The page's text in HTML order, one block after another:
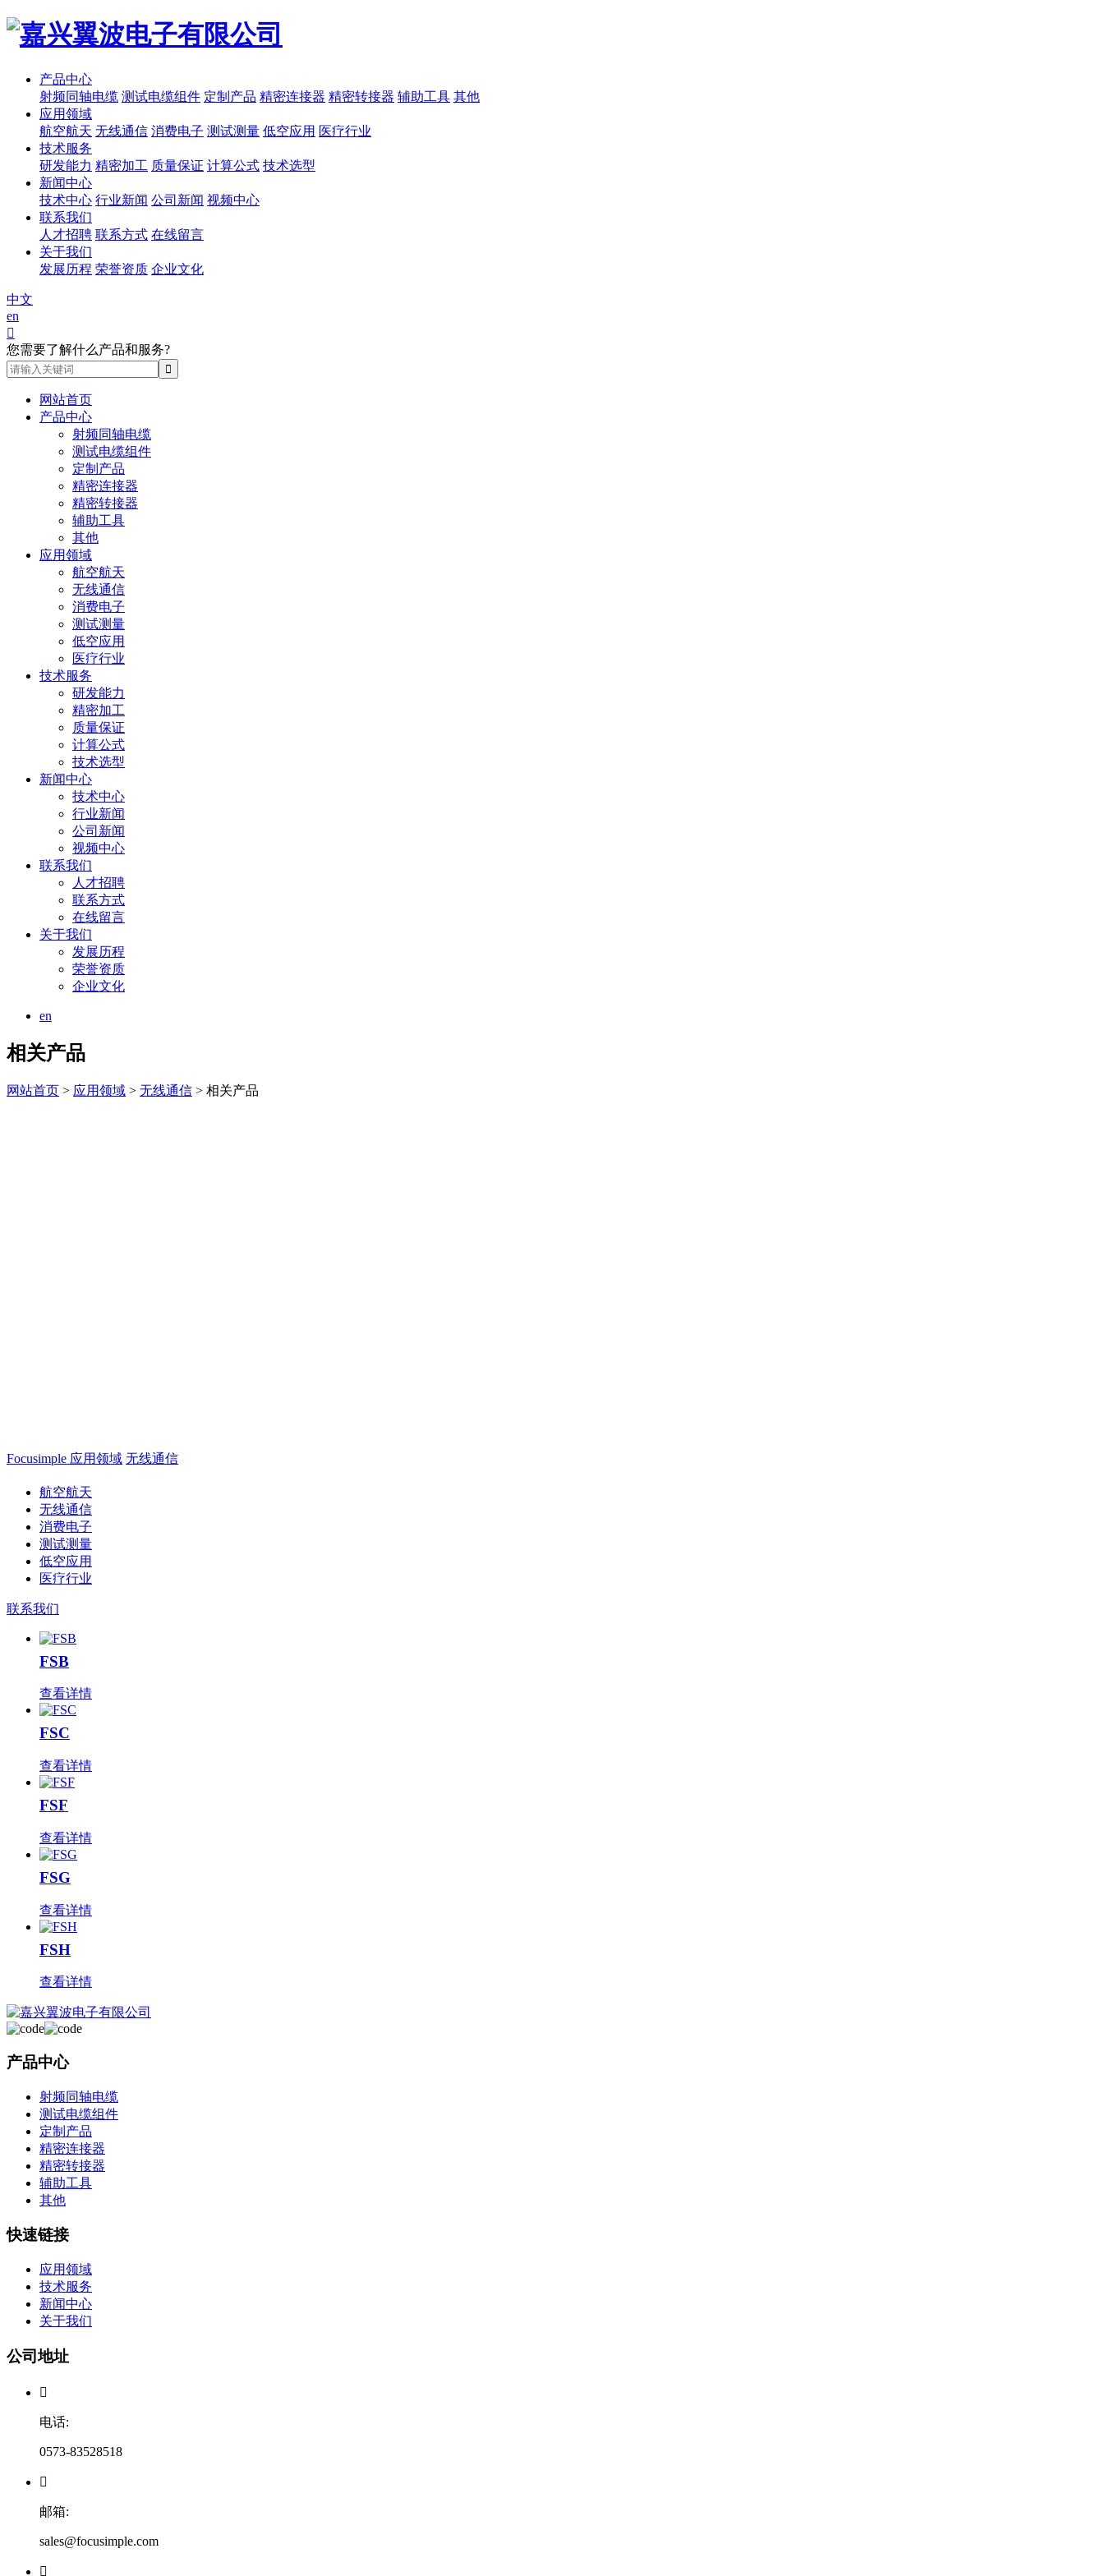
产品中心
射频同轴电缆 测试电缆组件 定制产品 精密连接器 精密转接器 辅助工具 其他
应用领域
航空航天 无线通信 消费电子 测试测量 低空应用 医疗行业
技术服务
研发能力 精密加工 质量保证 计算公式 技术选型
新闻中心
技术中心 行业新闻 公司新闻 视频中心
联系我们
人才招聘 联系方式 在线留言
关于我们
发展历程 荣誉资质 企业文化
中文
en

您需要了解什么产品和服务?
网站首页
产品中心
射频同轴电缆
测试电缆组件
定制产品
精密连接器
精密转接器
辅助工具
其他
应用领域
航空航天
无线通信
消费电子
测试测量
低空应用
医疗行业
技术服务
研发能力
精密加工
质量保证
计算公式
技术选型
新闻中心
技术中心
行业新闻
公司新闻
视频中心
联系我们
人才招聘
联系方式
在线留言
关于我们
发展历程
荣誉资质
企业文化
en
相关产品
网站首页 > 应用领域 > 无线通信 > 相关产品
Focusimple 应用领域 无线通信
航空航天
无线通信
消费电子
测试测量
低空应用
医疗行业
联系我们
FSB
查看详情
FSC
查看详情
FSF
查看详情
FSG
查看详情
FSH
查看详情
产品中心
射频同轴电缆
测试电缆组件
定制产品
精密连接器
精密转接器
辅助工具
其他
快速链接
应用领域
技术服务
新闻中心
关于我们
公司地址

电话:
0573-83528518

邮箱:
sales@focusimple.com
